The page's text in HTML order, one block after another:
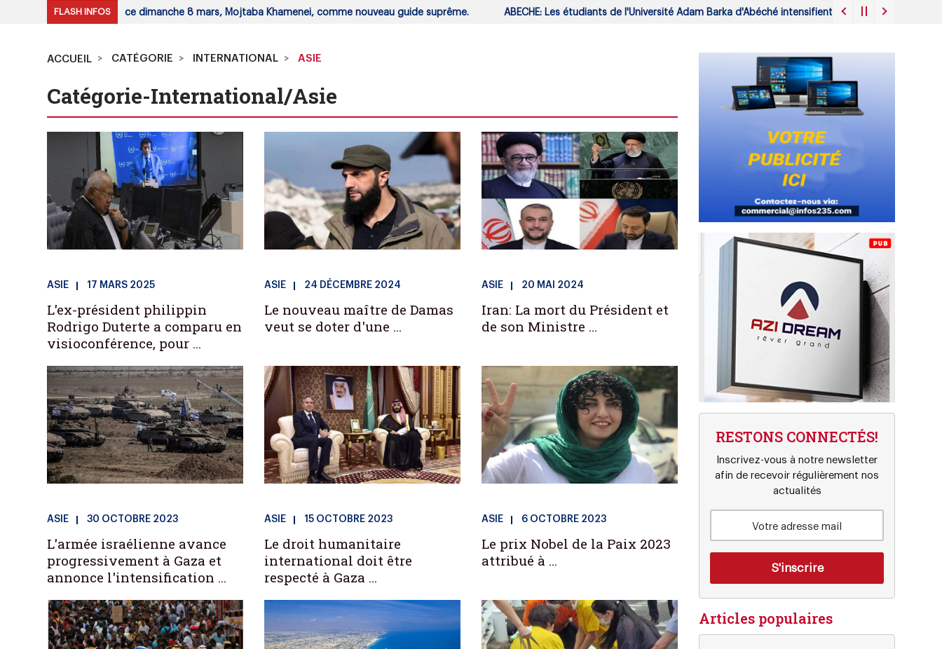
FLASH INFOS
experts a désigné, ce dimanche 8 mars, Mojtaba Khamenei, comme nouveau guide suprême. ABECHE: Les étudiants de l'Université Adam Barka d'Abéché intensifient leur mobilisation face à
ACCUEIL CATÉGORIE INTERNATIONAL ASIE
Catégorie-International/Asie
ASIE 17 MARS 2025
L'ex-président philippin
Rodrigo Duterte a comparu en
visioconférence, pour ...
ASIE 24 DÉCEMBRE 2024
Le nouveau maître de Damas
veut se doter d'une ...
ASIE 20 MAI 2024
Iran: La mort du Président et
de son Ministre ...
ASIE 30 OCTOBRE 2023
L'armée israélienne avance
progressivement à Gaza et
annonce l'intensification ...
ASIE 15 OCTOBRE 2023
Le droit humanitaire
international doit être
respecté à Gaza ...
ASIE 6 OCTOBRE 2023
Le prix Nobel de la Paix 2023
attribué à ...
RESTONS CONNECTÉS!
Inscrivez-vous à notre newsletter
afin de recevoir régulièrement nos
actualités
Articles populaires